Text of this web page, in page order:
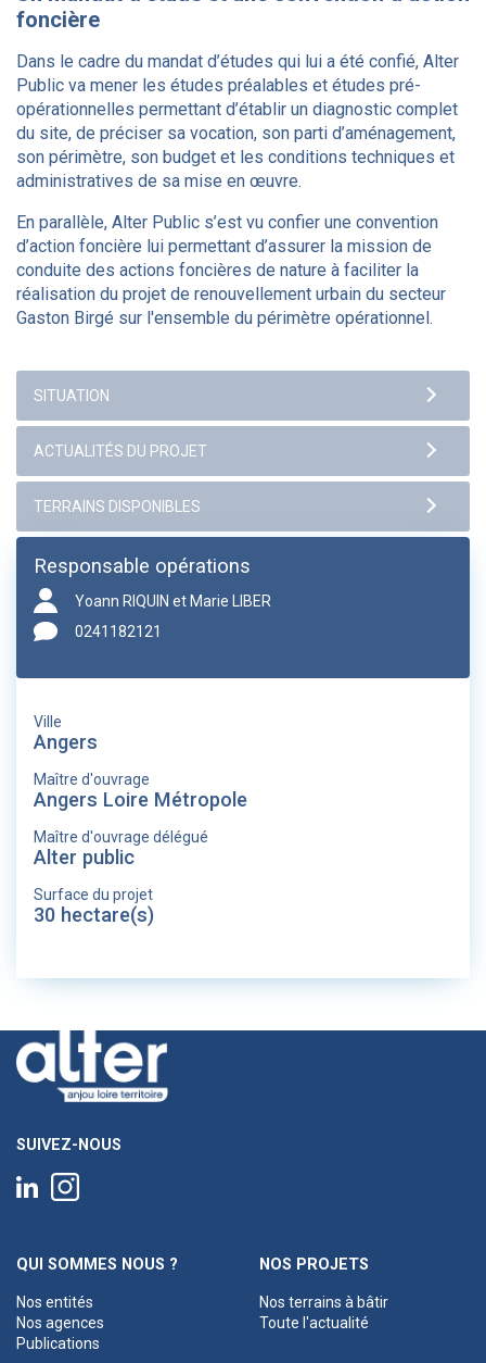
foncière
Dans le cadre du mandat d’études qui lui a été confié, Alter
Public va mener les études préalables et études pré-
opérationnelles permettant d’établir un diagnostic complet
du site, de préciser sa vocation, son parti d’aménagement,
son périmètre, son budget et les conditions techniques et
administratives de sa mise en œuvre.
En parallèle, Alter Public s’est vu confier une convention
d’action foncière lui permettant d’assurer la mission de
conduite des actions foncières de nature à faciliter la
réalisation du projet de renouvellement urbain du secteur
Gaston Birgé sur l'ensemble du périmètre opérationnel.
Responsable opérations
Yoann RIQUIN et Marie LIBER
0241182121
Ville
Angers
Maître d'ouvrage
Angers Loire Métropole
Maître d'ouvrage délégué
Alter public
Surface du projet
30 hectare(s)
SUIVEZ-NOUS
QUI SOMMES NOUS ?
Nos entités
Nos agences
Publications
NOS PROJETS
Nos terrains à bâtir
Toute l'actualité